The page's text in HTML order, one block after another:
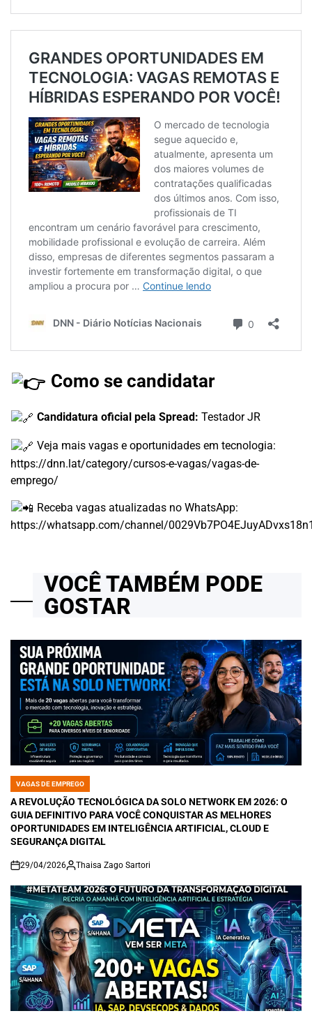
Como se candidatar
Candidatura oficial pela Spread: Testador JR
Veja mais vagas e oportunidades em tecnologia:
https://dnn.lat/category/cursos-e-vagas/vagas-de-
emprego/
Receba vagas atualizadas no WhatsApp:
https://whatsapp.com/channel/
VOCÊ TAMBÉM PODE
GOSTAR
POSTED
IN
VAGAS DE EMPREGO
A REVOLUÇÃO TECNOLÓGICA DA SOLO NETWORK EM 2026: O
GUIA DEFINITIVO PARA VOCÊ CONQUISTAR AS MELHORES
OPORTUNIDADES EM INTELIGÊNCIA ARTIFICIAL, CLOUD E
SEGURANÇA DIGITAL
on
29/04/2026 Thaisa Zago Sartori